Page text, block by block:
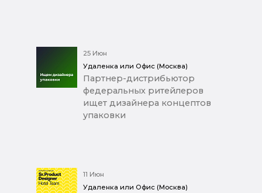
25 Июн
Удаленка или Офис (Москва)
Партнер-дистрибьютор
федеральных ритейлеров
ищет дизайнера концептов
упаковки
11 Июн
Удаленка или Офис (Москва)